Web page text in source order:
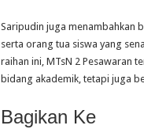
Saripudin juga menambahkan
serta orang tua siswa yang
raihan ini, MTsN 2 Pesawaran
bidang akademik, tetapi juga
Bagikan Ke